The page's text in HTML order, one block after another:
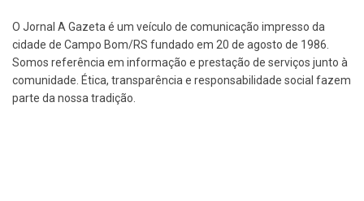
O Jornal A Gazeta é um veículo de comunicação impresso da
cidade de Campo Bom/RS fundado em 20 de agosto de 1986.
Somos referência em informação e prestação de serviços junto à
comunidade. Ética, transparência e responsabilidade social fazem
parte da nossa tradição.